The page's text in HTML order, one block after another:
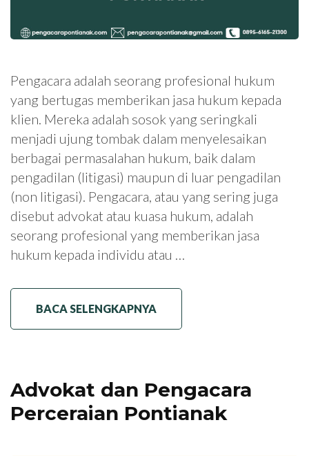
Pengacara adalah seorang profesional hukum
yang bertugas memberikan jasa hukum kepada
klien. Mereka adalah sosok yang seringkali
menjadi ujung tombak dalam menyelesaikan
berbagai permasalahan hukum, baik dalam
pengadilan (litigasi) maupun di luar pengadilan
(non litigasi). Pengacara, atau yang sering juga
disebut advokat atau kuasa hukum, adalah
seorang profesional yang memberikan jasa
hukum kepada individu atau …
BACA SELENGKAPNYA
Advokat dan Pengacara
Perceraian Pontianak